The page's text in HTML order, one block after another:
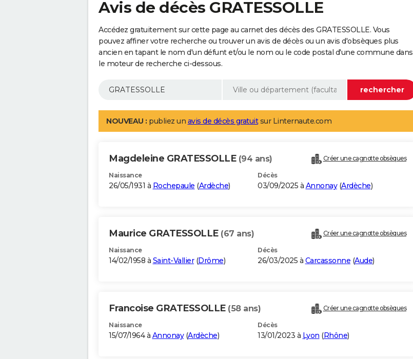
Avis de décès GRATESSOLLE
Accédez gratuitement sur cette page au carnet des décès des GRATESSOLLE. Vous
pouvez affiner votre recherche ou trouver un avis de décès ou un avis d'obsèques plus
ancien en tapant le nom d'un défunt et/ou le nom ou le code postal d'une commune dans
le moteur de recherche ci-dessous.
NOUVEAU : publiez un avis de décès gratuitsur Linternaute.com
Magdeleine GRATESSOLLE (94 ans) Créer une cagnotte obsèques
Naissance
26/05/1931 à Rochepaule (Ardèche)
Décès
03/09/2025 à Annonay(Ardèche)
Maurice GRATESSOLLE (67 ans) Créer une cagnotte obsèques
Naissance
14/02/1958 à Saint-Vallier(Drôme)
Décès
26/03/2025 à Carcassonne (Aude)
Francoise GRATESSOLLE (58 ans) Créer une cagnotte obsèques
Naissance
15/07/1964 à Annonay(Ardèche)
Décès
13/01/2023 à Lyon (Rhône)